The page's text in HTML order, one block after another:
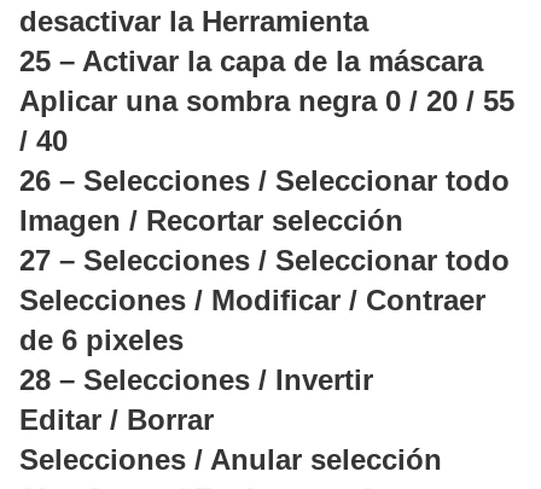
desactivar la Herramienta
25 – Activar la capa de la máscara
Aplicar una sombra negra 0 / 20 / 55
/ 40
26 – Selecciones / Seleccionar todo
Imagen / Recortar selección
27 – Selecciones / Seleccionar todo
Selecciones / Modificar / Contraer
de 6 pixeles
28 – Selecciones / Invertir
Editar / Borrar
Selecciones / Anular selección